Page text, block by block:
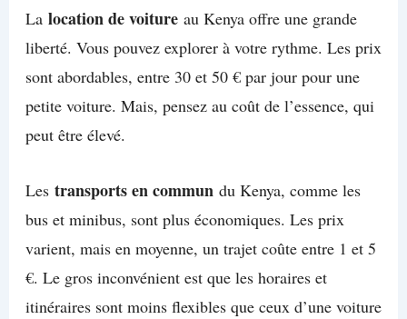
La location de voitureau Kenya offre une grande
liberté. Vous pouvez explorer à votre rythme. Les prix
sont abordables, entre 30 et 50 € par jour pour une
petite voiture. Mais, pensez au coût de l’essence, qui
peut être élevé.
Les transports en commundu Kenya, comme les
bus et minibus, sont plus économiques. Les prix
varient, mais en moyenne, un trajet coûte entre 1 et 5
€. Le gros inconvénient est que les horaires et
itinéraires sont moins flexibles que ceux d’une voiture